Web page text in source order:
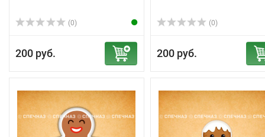
(0)
200 руб.
(0)
200 руб.